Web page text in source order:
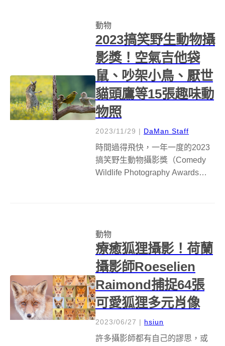
布全球各地，用另一種...
動物
2023搞笑野生動物攝
影獎！空氣吉他袋
鼠、吵架小鳥、厭世
貓頭鷹等15張趣味動
物照
2023/11/29 | DaMan Staff
時間過得飛快，一年一度的2023
搞笑野生動物攝影獎（Comedy
Wildlife Photography Awards）再
厭...
動物
療癒狐狸攝影！荷蘭
攝影師Roeselien
Raimond捕捉64張
可愛狐狸多元肖像
2023/06/27 | hsiun
許多攝影師都有自己的謬思，或